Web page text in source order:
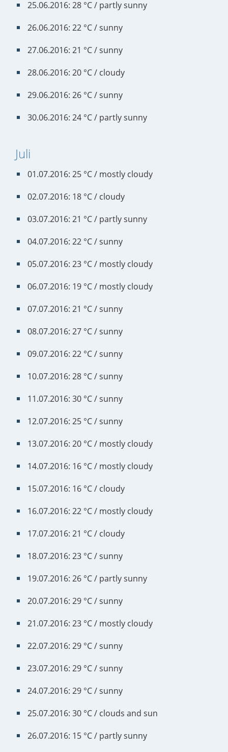
25.06.2016: 28 °C / partly sunny
26.06.2016: 22 °C / sunny
27.06.2016: 21 °C / sunny
28.06.2016: 20 °C / cloudy
29.06.2016: 26 °C / sunny
30.06.2016: 24 °C / partly sunny
Juli
01.07.2016: 25 °C / mostly cloudy
02.07.2016: 18 °C / cloudy
03.07.2016: 21 °C / partly sunny
04.07.2016: 22 °C / sunny
05.07.2016: 23 °C / mostly cloudy
06.07.2016: 19 °C / mostly cloudy
07.07.2016: 21 °C / sunny
08.07.2016: 27 °C / sunny
09.07.2016: 22 °C / sunny
10.07.2016: 28 °C / sunny
11.07.2016: 30 °C / sunny
12.07.2016: 25 °C / sunny
13.07.2016: 20 °C / mostly cloudy
14.07.2016: 16 °C / mostly cloudy
15.07.2016: 16 °C / cloudy
16.07.2016: 22 °C / mostly cloudy
17.07.2016: 21 °C / cloudy
18.07.2016: 23 °C / sunny
19.07.2016: 26 °C / partly sunny
20.07.2016: 29 °C / sunny
21.07.2016: 23 °C / mostly cloudy
22.07.2016: 29 °C / sunny
23.07.2016: 29 °C / sunny
24.07.2016: 29 °C / sunny
25.07.2016: 30 °C / clouds and sun
26.07.2016: 15 °C / partly sunny